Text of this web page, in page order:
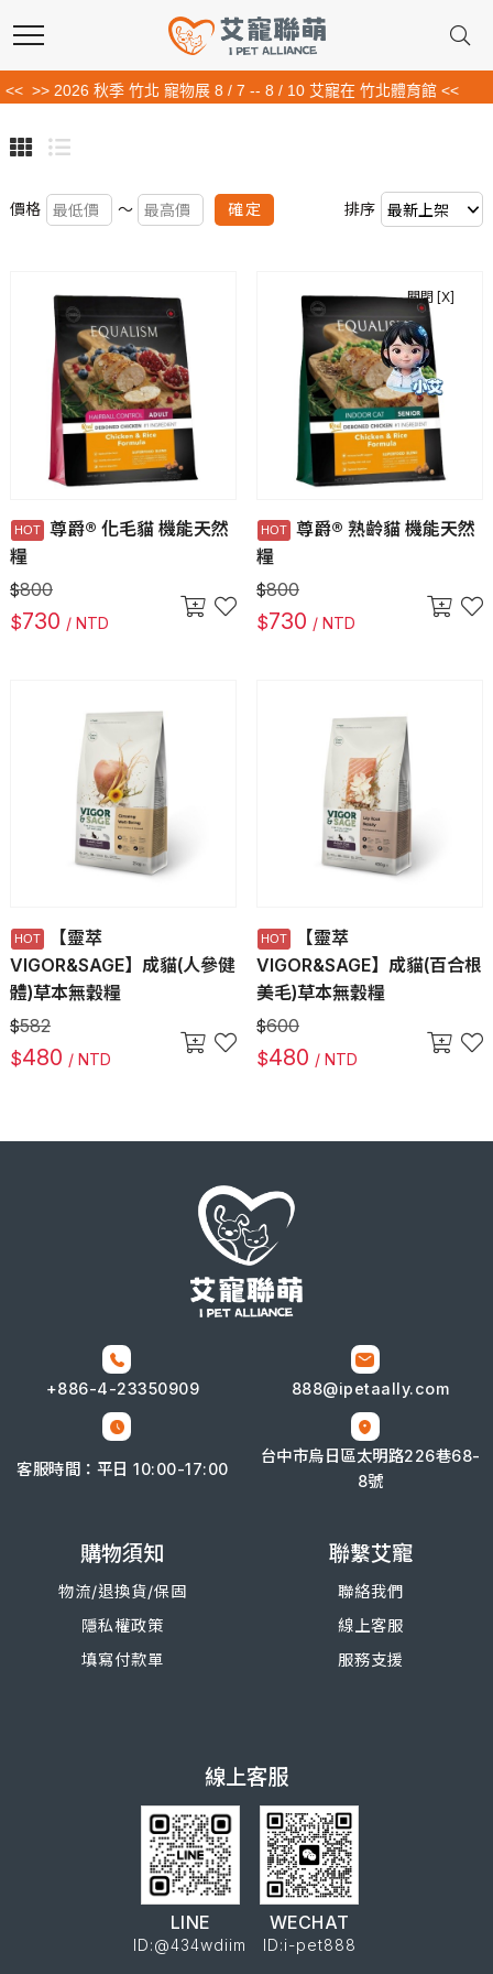
>> 2026 秋季 竹北 寵物展 8 / 7 -- 8 / 10 艾寵在 竹北體育館 <<
價格 ～ 確定 排序
尊爵® 化毛貓 機能天然
糧
$800
$730 / NTD
尊爵® 熟齡貓 機能天然
糧
$800
$730 / NTD
【靈萃
VIGOR&SAGE】成貓(人參健
體)草本無穀糧
$582
$480 / NTD
【靈萃
VIGOR&SAGE】成貓(百合根
美毛)草本無穀糧
$600
$480 / NTD
+886-4-23350909 888@ipetaally.com
客服時間：平日 10:00-17:00
台中市烏日區太明路226巷68-
8號
購物須知
物流/退換貨/保固
隱私權政策
填寫付款單
聯繫艾寵
聯絡我們
線上客服
服務支援
線上客服
LINE
ID:@434wdiim
WECHAT
ID:i-pet888
關閉 [X]